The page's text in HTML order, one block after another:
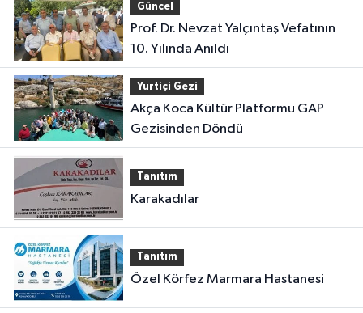
Güncel
Prof. Dr. Nevzat Yalçıntaş Vefatının
10. Yılında Anıldı
Yurtiçi Gezi
Akça Koca Kültür Platformu GAP
Gezisinden Döndü
Tanıtım
Karakadılar
Tanıtım
Özel Körfez Marmara Hastanesi